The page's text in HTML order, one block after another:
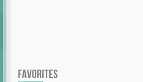
FAVORITES